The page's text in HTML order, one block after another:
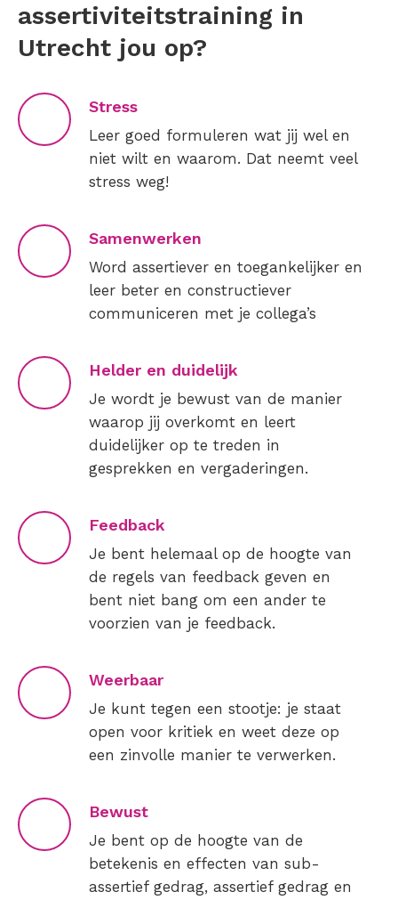
assertiviteitstraining in
Utrecht jou op?
Stress
Leer goed formuleren wat jij wel en
niet wilt en waarom. Dat neemt veel
stress weg!
Samenwerken
Word assertiever en toegankelijker en
leer beter en constructiever
communiceren met je collega’s
Helder en duidelijk
Je wordt je bewust van de manier
waarop jij overkomt en leert
duidelijker op te treden in
gesprekken en vergaderingen.
Feedback
Je bent helemaal op de hoogte van
de regels van feedback geven en
bent niet bang om een ander te
voorzien van je feedback.
Weerbaar
Je kunt tegen een stootje: je staat
open voor kritiek en weet deze op
een zinvolle manier te verwerken.
Bewust
Je bent op de hoogte van de
betekenis en effecten van sub-
assertief gedrag, assertief gedrag en